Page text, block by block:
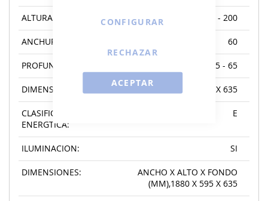
ACEPTAR
CONFIGURAR
RECHAZAR
ALTURA: 180 - 200
ANCHURA: 60
PROFUNDIDAD: 55 - 65
DIMENSIONES: 1880 X 595 X 635
CLASIFICACIN
ENERGTICA:
E
ILUMINACION: SI
DIMENSIONES:
ANCHO X ALTO X FONDO
(MM),1880 X 595 X 635